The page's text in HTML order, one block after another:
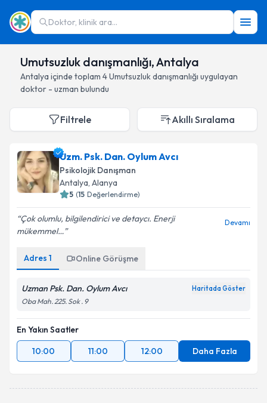
Doktor, klinik ara...
Umutsuzluk danışmanlığı, Antalya
Antalya içinde toplam 4Umutsuzluk danışmanlığı uygulayan
doktor - uzman bulundu
Filtrele Akıllı Sıralama
Uzm. Psk. Dan. Oylum Avcı
Psikolojik Danışman
Antalya, Alanya
5 (15 Değerlendirme)
Çok olumlu, bilgilendirici ve detaycı. Enerji
mükemmel…
Devamı
Adres 1 Online Görüşme
Uzman Psk. Dan. Oylum Avcı Haritada Göster
Oba Mah. 225. Sok . 9
En Yakın Saatler
10:00
11:00 12:00 Daha Fazla